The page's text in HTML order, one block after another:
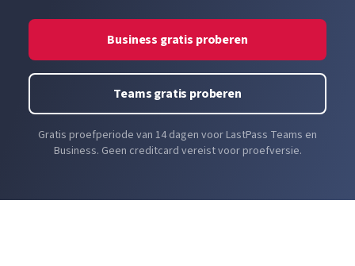
Business gratis proberen
Teams gratis proberen
Gratis proefperiode van 14 dagen voor LastPass Teams en
Business. Geen creditcard vereist voor proefversie.